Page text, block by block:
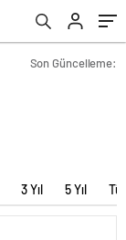
Son Güncelleme:
3 Yıl 5 Yıl